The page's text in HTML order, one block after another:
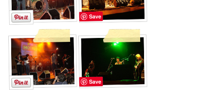
Save
Save